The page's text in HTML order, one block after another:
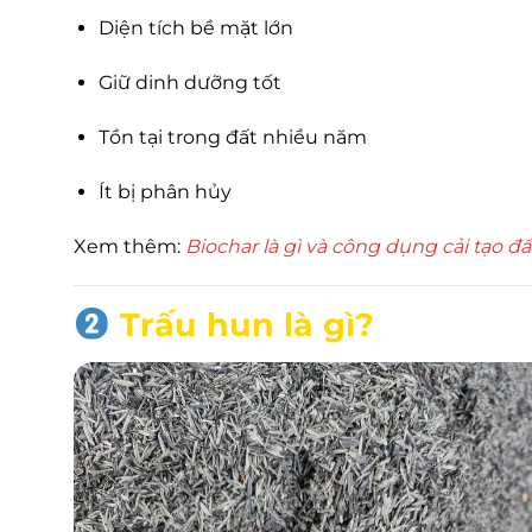
Diện tích bề mặt lớn
Giữ dinh dưỡng tốt
Tồn tại trong đất nhiều năm
Ít bị phân hủy
Xem thêm: Biochar là gì và công dụng cải tạo
Trấu hun là gì?